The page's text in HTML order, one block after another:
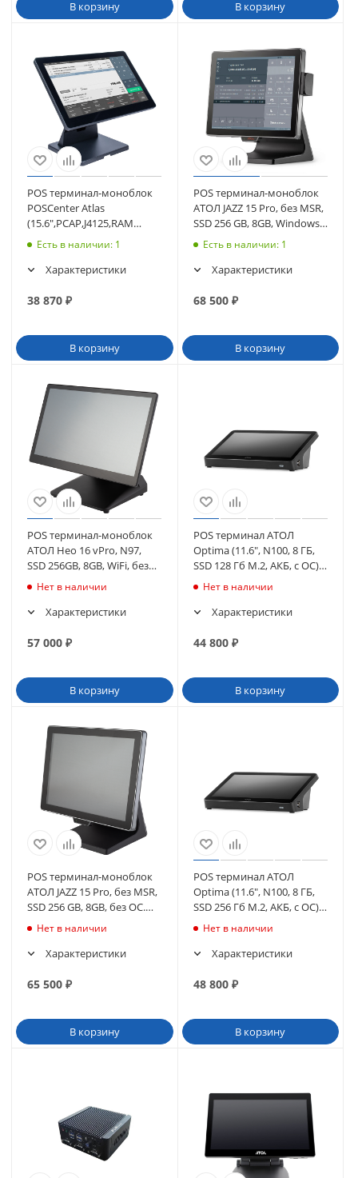
В корзину В корзину
POS терминал-моноблок
POSCenter Atlas
(15.6",PCAP,J4125,RAM
4Gb,SSD M2 128Gb, без
Есть в наличии: 1
Характеристики
38 870 ₽
В корзину
POS терминал-моноблок
АТОЛ JAZZ 15 Pro, без MSR,
SSD 256 GB, 8GB, Windows
10 IoT (61270)
Есть в наличии: 1
Характеристики
68 500₽
В корзину
POS терминал-моноблок
АТОЛ Нео 16 vPro, N97,
SSD 256GB, 8GB, WiFi, без
MSR, без ОС (65233)
Нет в наличии
Характеристики
57 000 ₽
В корзину
POS терминал АТОЛ
Optima (11.6", N100, 8 ГБ,
SSD 128 Гб M.2, АКБ, с ОС),
WiFi. V8 (64796)
Нет в наличии
Характеристики
44 800₽
В корзину
POS терминал-моноблок
АТОЛ JAZZ 15 Pro, без MSR,
SSD 256 GB, 8GB, без ОС.
(61269)
Нет в наличии
Характеристики
65 500 ₽
В корзину
POS терминал АТОЛ
Optima (11.6", N100, 8 ГБ,
SSD 256 Гб M.2, АКБ, с ОС),
WiFi. V8 (64799)
Нет в наличии
Характеристики
48 800₽
В корзину